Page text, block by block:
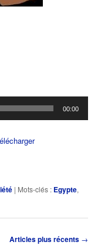
00:00
| Mots-clés : Egypte,
Articles plus récents →